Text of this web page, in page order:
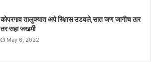
कोपरगाव तालुक्यात अपे रिक्षास उडवले,सात जण जागीच ठार
तर सहा जखमी
May 6, 2022